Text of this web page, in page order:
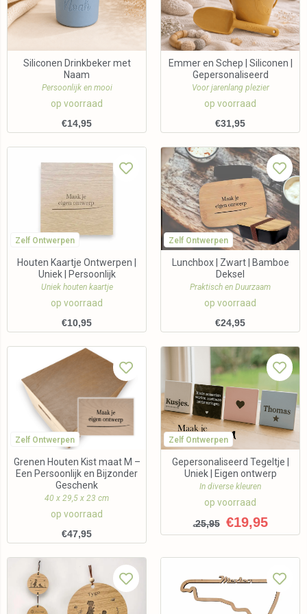
Siliconen Drinkbeker met
Naam
Persoonlijk en mooi
op voorraad
€14,95
Emmer en Schep | Siliconen |
Gepersonaliseerd
Voor jarenlang plezier
op voorraad
€31,95
Zelf Ontwerpen
Houten Kaartje Ontwerpen |
Uniek | Persoonlijk
Uniek houten kaartje
op voorraad
€10,95
Zelf Ontwerpen
Lunchbox | Zwart | Bamboe
Deksel
Praktisch en Duurzaam
op voorraad
€24,95
Zelf Ontwerpen
Grenen Houten Kist maat M –
Een Persoonlijk en Bijzonder
Geschenk
40 x 29,5 x 23 cm
op voorraad
€47,95
Zelf Ontwerpen
Gepersonaliseerd Tegeltje |
Uniek | Eigen ontwerp
In diverse kleuren
op voorraad
€25,95 €19,95